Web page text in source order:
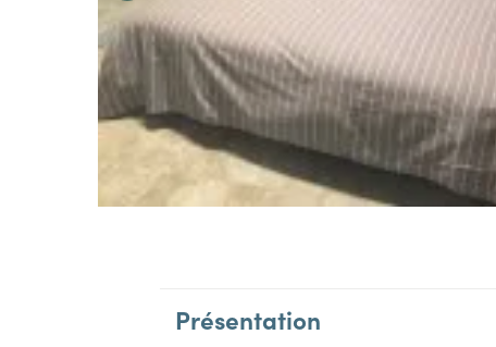
Présentation